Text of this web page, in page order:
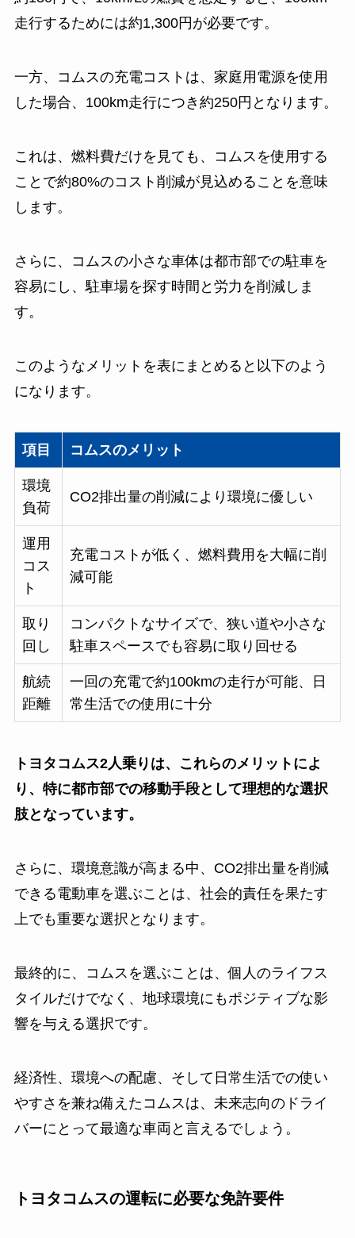
走行するためには約1,300円が必要です。
一方、コムスの充電コストは、家庭用電源を使用
した場合、100km走行につき約250円となります。
これは、燃料費だけを見ても、コムスを使用する
ことで約80%のコスト削減が見込めることを意味
します。
さらに、コムスの小さな車体は都市部での駐車を
容易にし、駐車場を探す時間と労力を削減しま
す。
このようなメリットを表にまとめると以下のよう
になります。
項目 コムスのメリット
環境
負荷
CO2排出量の削減により環境に優しい
運用
コス
ト
充電コストが低く、燃料費用を大幅に削
減可能
取り
回し
コンパクトなサイズで、狭い道や小さな
駐車スペースでも容易に取り回せる
航続
距離
一回の充電で約100kmの走行が可能、日
常生活での使用に十分
トヨタコムス2人乗りは、これらのメリットによ
り、特に都市部での移動手段として理想的な選択
肢となっています。
さらに、環境意識が高まる中、CO2排出量を削減
できる電動車を選ぶことは、社会的責任を果たす
上でも重要な選択となります。
最終的に、コムスを選ぶことは、個人のライフス
タイルだけでなく、地球環境にもポジティブな影
響を与える選択です。
経済性、環境への配慮、そして日常生活での使い
やすさを兼ね備えたコムスは、未来志向のドライ
バーにとって最適な車両と言えるでしょう。
トヨタコムスの運転に必要な免許要件